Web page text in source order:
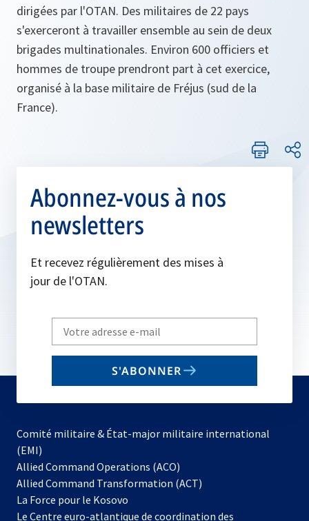
dirigées par l'OTAN. Des militaires de 22 pays
s'exerceront à travailler ensemble au sein de deux
brigades multinationales. Environ 600 officiers et
hommes de troupe prendront part à cet exercice,
organisé à la base militaire de Fréjus (sud de la
France).
Abonnez-vous à nos
newsletters
Et recevez régulièrement des mises à
jour de l'OTAN.
Write
your
email
S'ABONNER
Comité militaire & État-major militaire international
(EMI)
Allied Command Operations (ACO)
dans
nouvel
Allied Command Transformation (ACT)
La Force pour le Kosovo
dans
Le Centre euro-atlantique de coordination des